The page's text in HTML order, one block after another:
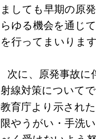
ましても早期の原
らゆる機会を通じ
を行ってまいります
次に、原発事故
射線対策について
教育庁より示され
限やうがい・手洗